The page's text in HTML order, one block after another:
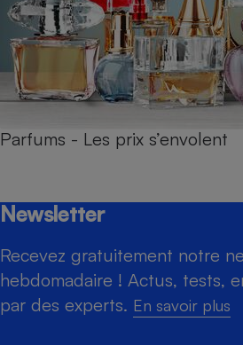
Parfums - Les prix s’envolent
Newsletter
Recevez gratuitement notre
hebdomadaire ! Actus, tests,
par des experts. En savoir plus